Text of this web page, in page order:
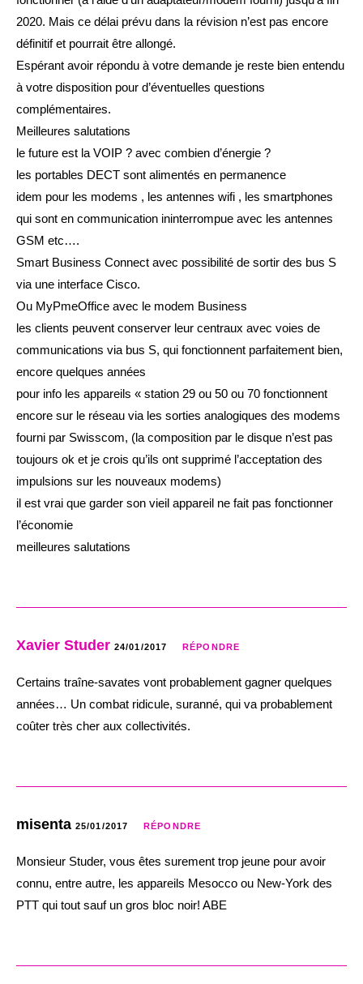
2020. Mais ce délai prévu dans la révision n’est pas encore
définitif et pourrait être allongé.
Espérant avoir répondu à votre demande je reste bien entendu
à votre disposition pour d’éventuelles questions
complémentaires.
Meilleures salutations
le future est la VOIP ? avec combien d’énergie ?
les portables DECT sont alimentés en permanence
idem pour les modems , les antennes wifi , les smartphones
qui sont en communication ininterrompue avec les antennes
GSM etc….
Smart Business Connect avec possibilité de sortir des bus S
via une interface Cisco.
Ou MyPmeOffice avec le modem Business
les clients peuvent conserver leur centraux avec voies de
communications via bus S, qui fonctionnent parfaitement bien,
encore quelques années
pour info les appareils « station 29 ou 50 ou 70 fonctionnent
encore sur le réseau via les sorties analogiques des modems
fourni par Swisscom, (la composition par le disque n’est pas
toujours ok et je crois qu’ils ont supprimé l’acceptation des
impulsions sur les nouveaux modems)
il est vrai que garder son vieil appareil ne fait pas fonctionner
l’économie
meilleures salutations
Xavier Studer 24/01/2017 RÉPONDRE
Certains traîne-savates vont probablement gagner quelques
années… Un combat ridicule, suranné, qui va probablement
coûter très cher aux collectivités.
misenta 25/01/2017 RÉPONDRE
Monsieur Studer, vous êtes surement trop jeune pour avoir
connu, entre autre, les appareils Mesocco ou New-York des
PTT qui tout sauf un gros bloc noir! ABE